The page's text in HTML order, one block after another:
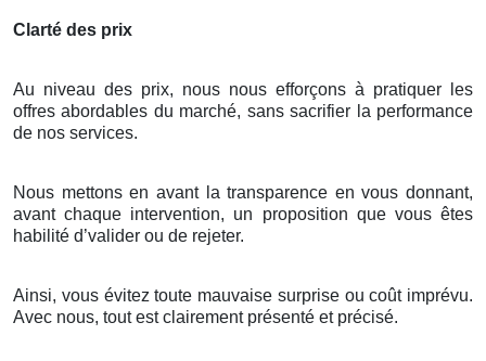
Clarté des prix
Au niveau des prix, nous nous efforçons à pratiquer les
offres abordables du marché, sans sacrifier la performance
de nos services.
Nous mettons en avant la transparence en vous donnant,
avant chaque intervention, un proposition que vous êtes
habilité d’valider ou de rejeter.
Ainsi, vous évitez toute mauvaise surprise ou coût imprévu.
Avec nous, tout est clairement présenté et précisé.